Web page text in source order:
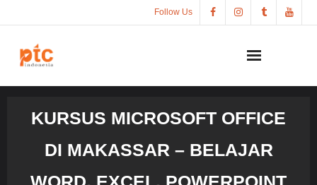
to
content
Follow Us
KURSUS MICROSOFT OFFICE
DI MAKASSAR – BELAJAR